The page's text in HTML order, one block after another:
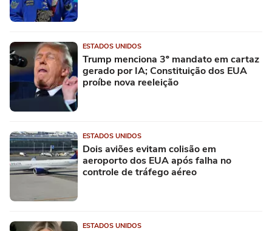
ESTADOS UNIDOS
Trump menciona 3º mandato em cartaz
gerado por IA; Constituição dos EUA
proíbe nova reeleição
ESTADOS UNIDOS
Dois aviões evitam colisão em
aeroporto dos EUA após falha no
controle de tráfego aéreo
ESTADOS UNIDOS